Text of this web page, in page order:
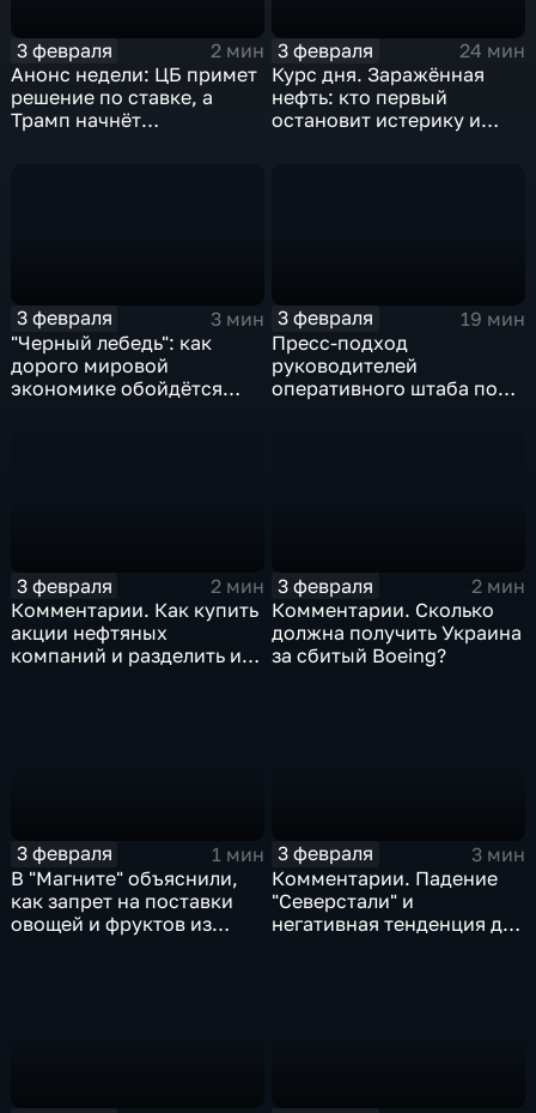
3 февраля
2 мин
Анонс недели: ЦБ примет
решение по ставке, а
Трамп начнёт
3 февраля
24 мин
Курс дня. Заражённая
нефть: кто первый
остановит истерику и
3 февраля
3 мин
"Черный лебедь": как
дорого мировой
экономике обойдётся
3 февраля
19 мин
Пресс-подход
руководителей
оперативного штаба по
3 февраля
2 мин
Комментарии. Как купить
акции нефтяных
компаний и разделить их
3 февраля
2 мин
Комментарии. Сколько
должна получить Украина
за сбитый Boeing?
3 февраля
1 мин
В "Магните" объяснили,
как запрет на поставки
овощей и фруктов из
3 февраля
3 мин
Комментарии. Падение
"Северстали" и
негативная тенденция для